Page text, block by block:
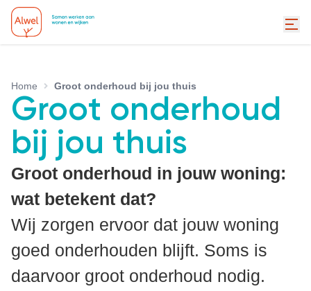
Home Groot onderhoud bij jou thuis
Groot onderhoud
bij jou thuis
Groot onderhoud in jouw woning:
wat betekent dat?
Wij zorgen ervoor dat jouw woning
goed onderhouden blijft. Soms is
daarvoor groot onderhoud nodig.